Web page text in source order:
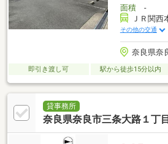
面積-
ＪＲ関西
その他の交通
奈良県奈
即引き渡し可 駅から徒歩15分以内
貸事務所
奈良県奈良市三条大路１丁目